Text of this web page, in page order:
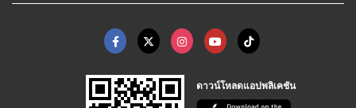
ดาวน์โหลดแอปพลิเคชัน